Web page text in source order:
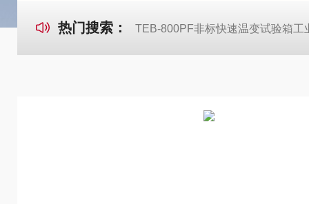
热门搜索： TEB-800PF非标快速温变试验箱工